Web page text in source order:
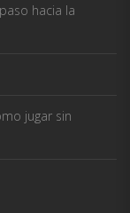
hacia la
jugar sin